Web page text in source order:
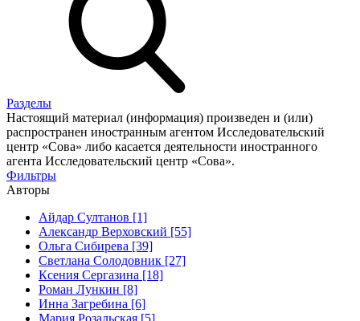
Разделы
Настоящий материал (информация) произведен и (или)
распространен иностранным агентом Исследовательский
центр «Сова» либо касается деятельности иностранного
агента Исследовательский центр «Сова».
Фильтры
Авторы
Айдар Султанов [1]
Александр Верховский [55]
Ольга Сибирева [39]
Светлана Солодовник [27]
Ксения Сергазина [18]
Роман Лункин [8]
Инна Загребина [6]
Мария Розальская [5]